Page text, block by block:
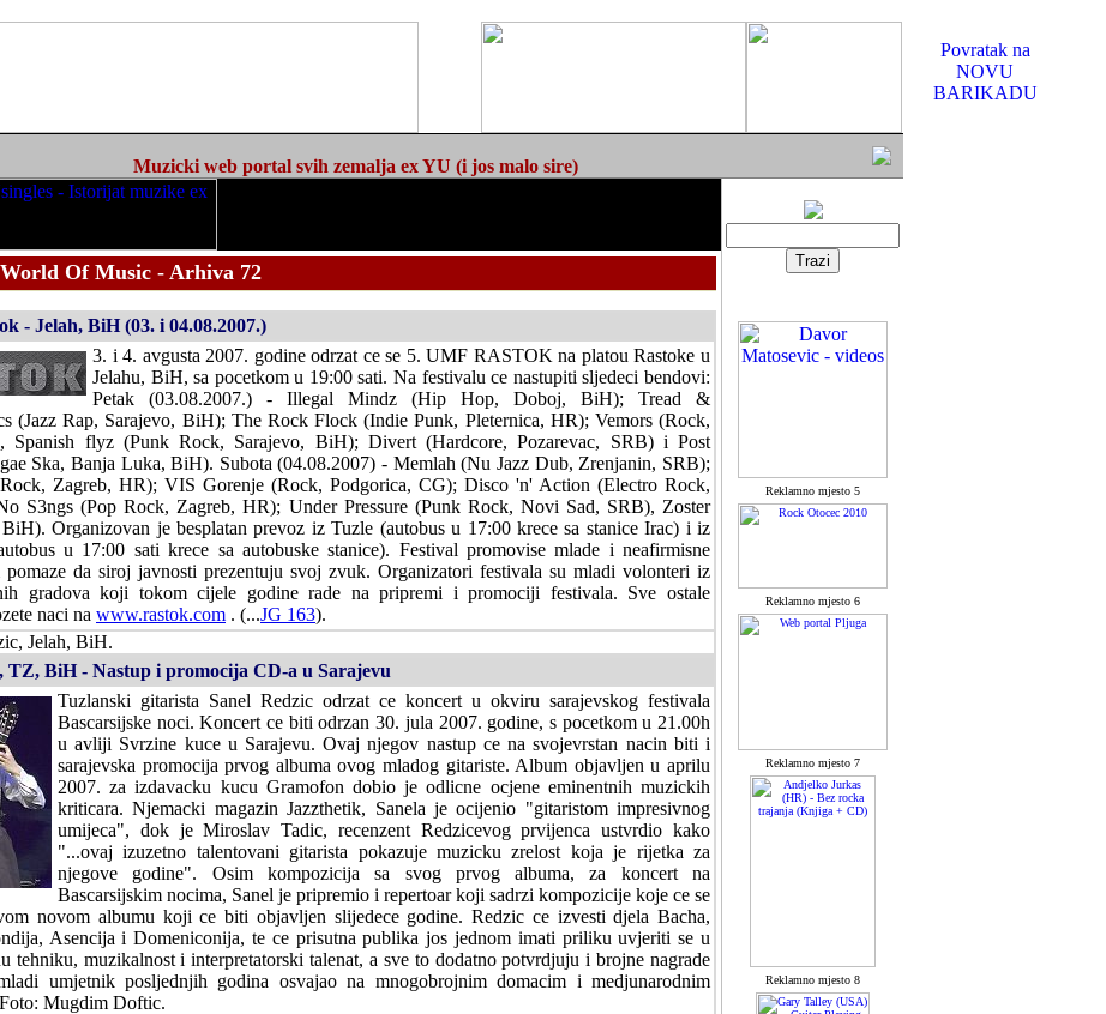
Povratak na
NOVU
BARIKADU
Muzicki web portal svih zemalja ex YU (i jos malo sire)
Of Music - Arhiva 72
- Jelah, BiH (03. i 04.08.2007.)
3. i 4. avgusta 2007. godine odrzat ce se 5. UMF RASTOK na platou Rastoke u
Jelahu, BiH, sa pocetkom u 19:00 sati. Na festivalu ce nastupiti sljedeci bendovi:
Petak (03.08.2007.) - Illegal Mindz (Hip Hop, Doboj, BiH); Tread &
(Jazz Rap, Sarajevo, BiH); The Rock Flock (Indie Punk, Pleternica, HR); Vemors (Rock,
Spanish flyz (Punk Rock, Sarajevo, BiH); Divert (Hardcore, Pozarevac, SRB) i Post
Ska, Banja Luka, BiH). Subota (04.08.2007) - Memlah (Nu Jazz Dub, Zrenjanin, SRB);
Zagreb, HR); VIS Gorenje (Rock, Podgorica, CG); Disco 'n' Action (Electro Rock,
S3ngs (Pop Rock, Zagreb, HR); Under Pressure (Punk Rock, Novi Sad, SRB), Zoster
Organizovan je besplatan prevoz iz Tuzle (autobus u 17:00 krece sa stanice Irac) i iz
u 17:00 sati krece sa autobuske stanice). Festival promovise mlade i neafirmisne
pomaze da siroj javnosti prezentuju svoj zvuk. Organizatori festivala su mladi volonteri iz
gradova koji tokom cijele godine rade na pripremi i promociji festivala. Sve ostale
naci na www.rastok.com . (...JG 163).
Jelah, BiH.
TZ, BiH - Nastup i promocija CD-a u Sarajevu
Tuzlanski gitarista Sanel Redzic odrzat ce koncert u okviru sarajevskog festivala
Bascarsijske noci. Koncert ce biti odrzan 30. jula 2007. godine, s pocetkom u 21.00h
u avliji Svrzine kuce u Sarajevu. Ovaj njegov nastup ce na svojevrstan nacin biti i
sarajevska promocija prvog albuma ovog mladog gitariste. Album objavljen u aprilu
2007. za izdavacku kucu Gramofon dobio je odlicne ocjene eminentnih muzickih
kriticara. Njemacki magazin Jazzthetik, Sanela je ocijenio "gitaristom impresivnog
umijeca", dok je Miroslav Tadic, recenzent Redzicevog prvijenca ustvrdio kako
"...ovaj izuzetno talentovani gitarista pokazuje muzicku zrelost koja je rijetka za
njegove godine". Osim kompozicija sa svog prvog albuma, za koncert na
Bascarsijskim nocima, Sanel je pripremio i repertoar koji sadrzi kompozicije koje ce se
novom albumu koji ce biti objavljen slijedece godine. Redzic ce izvesti djela Bacha,
Asencija i Domeniconija, te ce prisutna publika jos jednom imati priliku uvjeriti se u
tehniku, muzikalnost i interpretatorski talenat, a sve to dodatno potvrdjuju i brojne nagrade
umjetnik posljednjih godina osvajao na mnogobrojnim domacim i medjunarodnim
Mugdim Doftic.
Reklamno mjesto 5
Reklamno mjesto 6
Reklamno mjesto 7
Reklamno mjesto 8